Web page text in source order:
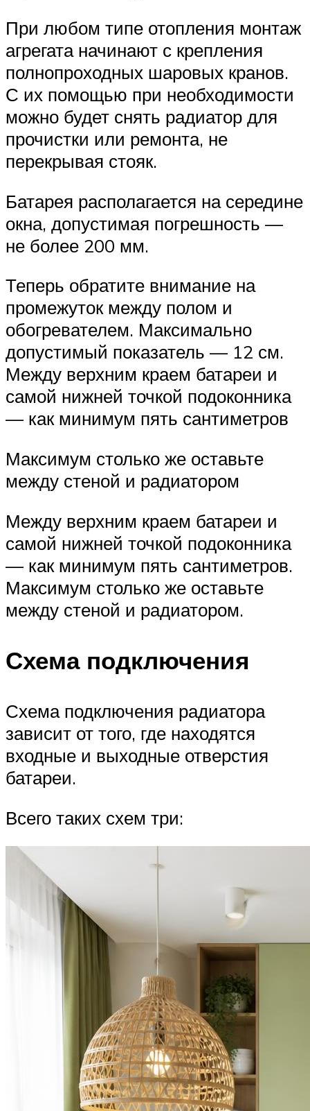
При любом типе отопления монтаж
агрегата начинают с крепления
полнопроходных шаровых кранов.
С их помощью при необходимости
можно будет снять радиатор для
прочистки или ремонта, не
перекрывая стояк.
Батарея располагается на середине
окна, допустимая погрешность —
не более 200 мм.
Теперь обратите внимание на
промежуток между полом и
обогревателем. Максимально
допустимый показатель — 12 см.
Между верхним краем батареи и
самой нижней точкой подоконника
— как минимум пять сантиметров
Максимум столько же оставьте
между стеной и радиатором
Между верхним краем батареи и
самой нижней точкой подоконника
— как минимум пять сантиметров.
Максимум столько же оставьте
между стеной и радиатором.
Схема подключения
Схема подключения радиатора
зависит от того, где находятся
входные и выходные отверстия
батареи.
Всего таких схем три: